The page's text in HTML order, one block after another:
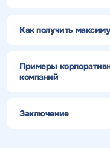
Как получить
Примеры
компаний
Заключение